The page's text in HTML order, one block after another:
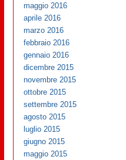
maggio 2016
aprile 2016
marzo 2016
febbraio 2016
gennaio 2016
dicembre 2015
novembre 2015
ottobre 2015
settembre 2015
agosto 2015
luglio 2015
giugno 2015
maggio 2015